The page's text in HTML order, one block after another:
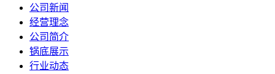
公司新闻
经营理念
公司简介
锅底展示
行业动态